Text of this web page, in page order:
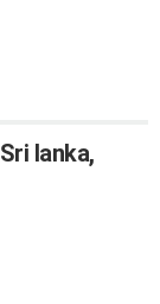
lanka,